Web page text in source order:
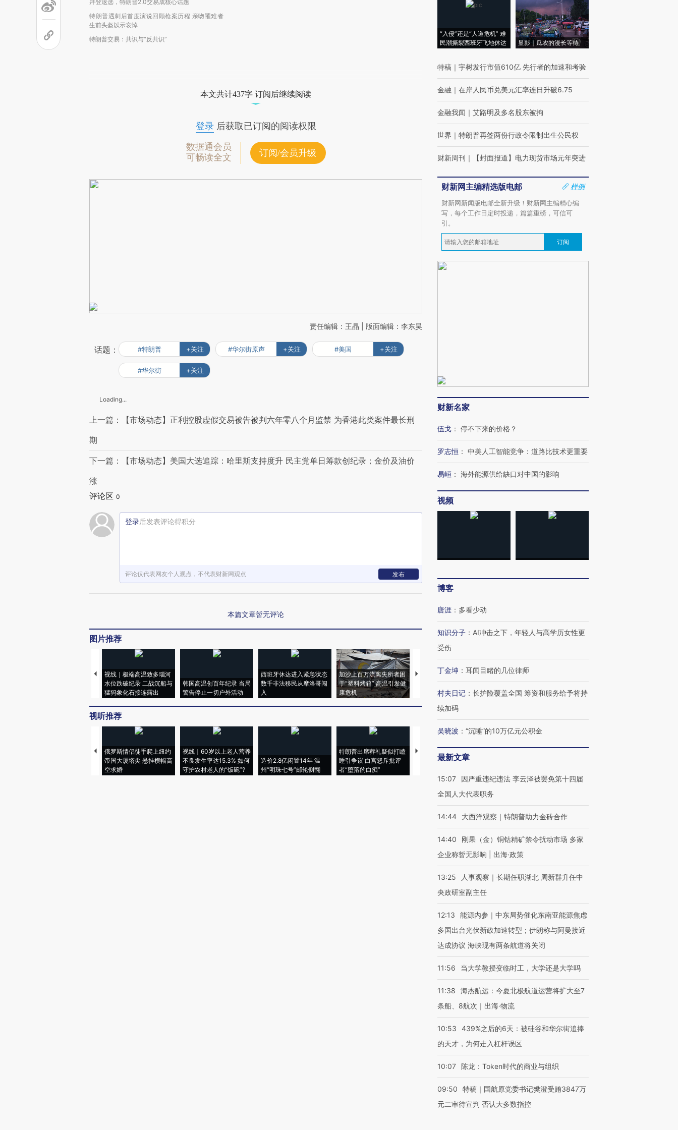
拜登退选，特朗普2.0交易成核心话题
特朗普遇刺后首度演说回顾枪案历程 亲吻罹难者
生前头盔以示哀悼
特朗普交易：共识与“反共识”
本文共计437字 订阅后继续阅读
登录后获取已订阅的阅读权限
数据通会员
可畅读全文
订阅/会员升级
责任编辑：王晶 | 版面编辑：李东昊
话题： #特朗普 +关注 #华尔街原声 +关注 #美国 +关注
#华尔街 +关注
Loading...
上一篇：【市场动态】正利控股虚假交易被告被判六年零八个月监禁 为香港此类案件最长刑
期
下一篇：【市场动态】美国大选追踪：哈里斯支持度升 民主党单日筹款创纪录；金价及油价
涨
评论区 0
登录后发表评论得积分
评论仅代表网友个人观点，不代表财新网观点 发布
本篇文章暂无评论
图片推荐
视线｜极端高温致多瑙河
水位跌破纪录 二战沉船与
猛犸象化石接连露出
韩国高温创百年纪录 当局
警告停止一切户外活动
西班牙休达进入紧急状态
数千非法移民从摩洛哥闯
入
加沙上百万流离失所者困
于“塑料烤箱” 高温引发健
康危机
视线｜HYROX的吸金
术：是什么让中产们甘
心“花钱找虐”？
马航飞行员跨国走私7万
粒摇头丸 尿检体内含3种
毒品
度Z世代 用街头抗争将教
育部长拱下台
视听推荐
俄罗斯情侣徒手爬上纽约
帝国大厦塔尖 悬挂横幅高
空求婚
视线｜60岁以上老人营养
不良发生率达15.3% 如何
守护农村老人的“饭碗”?
造价2.8亿闲置14年 温
州“明珠七号”邮轮侧翻
特朗普出席葬礼疑似打瞌
睡引争议 白宫怒斥批评
者“堕落的白痴”
视线｜全球最热百城独占
97个 印度如何熬过48°C
“入侵”还是“人道危机” 难
民潮撕裂西班牙飞地休达
显影｜瓜农的漫长等待
特稿 ｜ 宇树发行市值610亿 先行者的加速和考验
金融 ｜ 在岸人民币兑美元汇率连日升破6.75
金融我闻 ｜ 艾路明及多名股东被拘
世界 ｜ 特朗普再签两份行政令限制出生公民权
财新周刊 ｜ 【封面报道】电力现货市场元年突进
财新网主编精选版电邮
样例
财新网新闻版电邮全新升级！财新网主编精心编
写，每个工作日定时投递，篇篇重磅，可信可
引。
订阅
财新名家
伍戈 ： 停不下来的价格？
罗志恒 ： 中美人工智能竞争：道路比技术更重要
易峘 ： 海外能源供给缺口对中国的影响
视频
博客
唐涯 ： 多看少动
知识分子 ： AI冲击之下，年轻人与高学历女性更
受伤
丁金坤 ： 耳闻目睹的几位律师
村夫日记 ： 长护险覆盖全国 筹资和服务给予将持
续加码
吴晓波 ： “沉睡”的10万亿元公积金
最新文章
15:07
因严重违纪违法 李云泽被罢免第十四届
全国人大代表职务
14:44 大西洋观察｜特朗普助力金砖合作
14:40
刚果（金）铜钴精矿禁令扰动市场 多家
企业称暂无影响 | 出海·政策
13:25
人事观察｜长期任职湖北 周新群升任中
央政研室副主任
12:13
能源内参｜中东局势催化东南亚能源焦虑
多国出台光伏新政加速转型；伊朗称与阿曼接近
达成协议 海峡现有两条航道将关闭
11:56 当大学教授变临时工，大学还是大学吗
11:38
海杰航运：今夏北极航道运营将扩大至7
条船、8航次｜出海·物流
10:53
439%之后的6天：被硅谷和华尔街追捧
的天才，为何走入杠杆误区
10:07 陈龙：Token时代的商业与组织
09:50
特稿｜国航原党委书记樊澄受贿3847万
元二审待宣判 否认大多数指控